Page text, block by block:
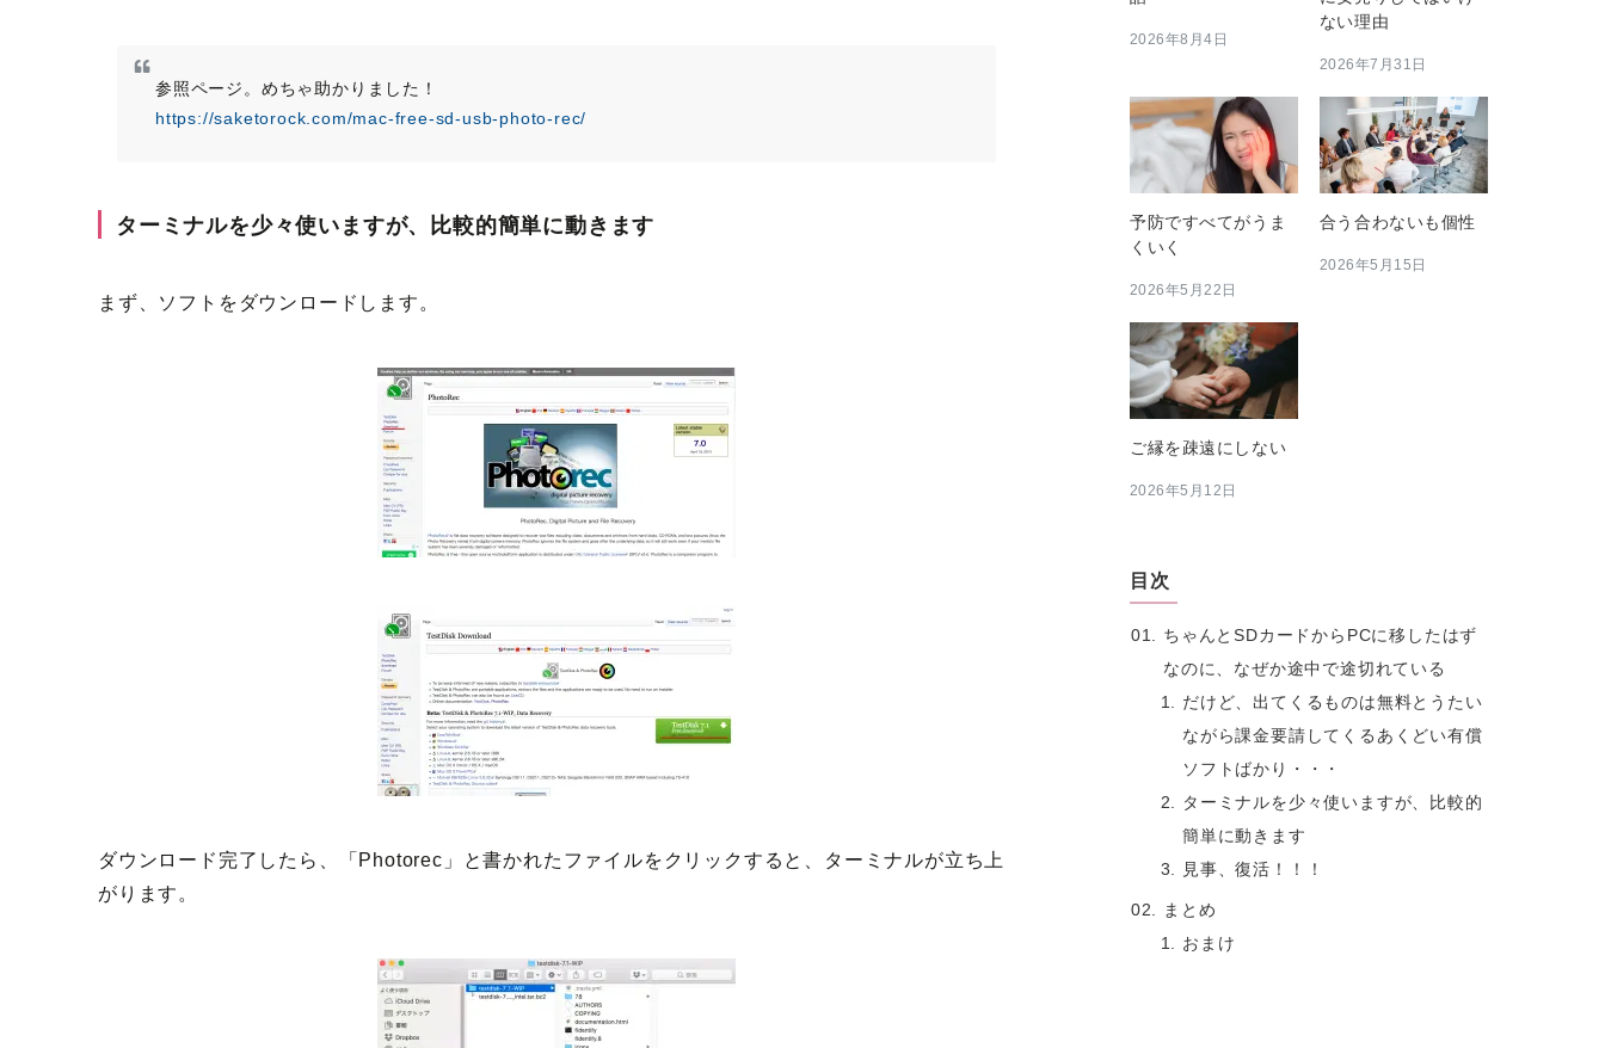
参照ページ。めちゃ助かりました！
https://saketorock.com/mac-free-sd-usb-photo-rec/
ターミナルを少々使いますが、比較的簡単に動きます
まず、ソフトをダウンロードします。
ダウンロード完了したら、「Photorec」と書かれたファイルをクリックすると、ターミナルが立ち上
がります。
2026年8月4日
ない理由
2026年7月31日
予防ですべてがうま
くいく
2026年5月22日
合う合わないも個性
2026年5月15日
ご縁を疎遠にしない
2026年5月12日
目次
ちゃんとSDカードからPCに移したはず
なのに、なぜか途中で途切れている
だけど、出てくるものは無料とうたい
ながら課金要請してくるあくどい有償
ソフトばかり・・・
ターミナルを少々使いますが、比較的
簡単に動きます
見事、復活！！！
まとめ
おまけ